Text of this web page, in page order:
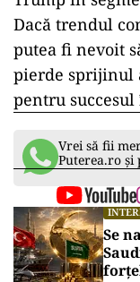
Dacă trendul
putea fi nevoit
pierde sprijinul
pentru
Vrei să fii
Puterea.ro și
Se